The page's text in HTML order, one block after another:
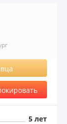
5 лет